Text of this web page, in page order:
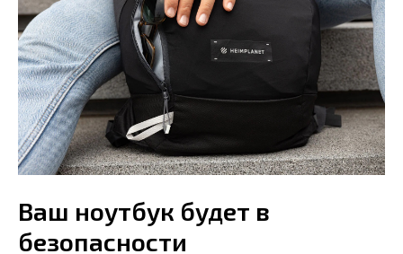
Ваш ноутбук будет в
безопасности